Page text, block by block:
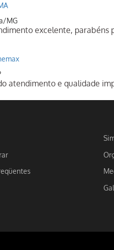
MG
excelente, parabéns
atendimento e qualidade